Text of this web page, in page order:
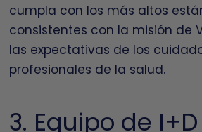
cumpla con los más altos
consistentes con la misión de
las expectativas de los
profesionales de la salud.
3. Equipo de